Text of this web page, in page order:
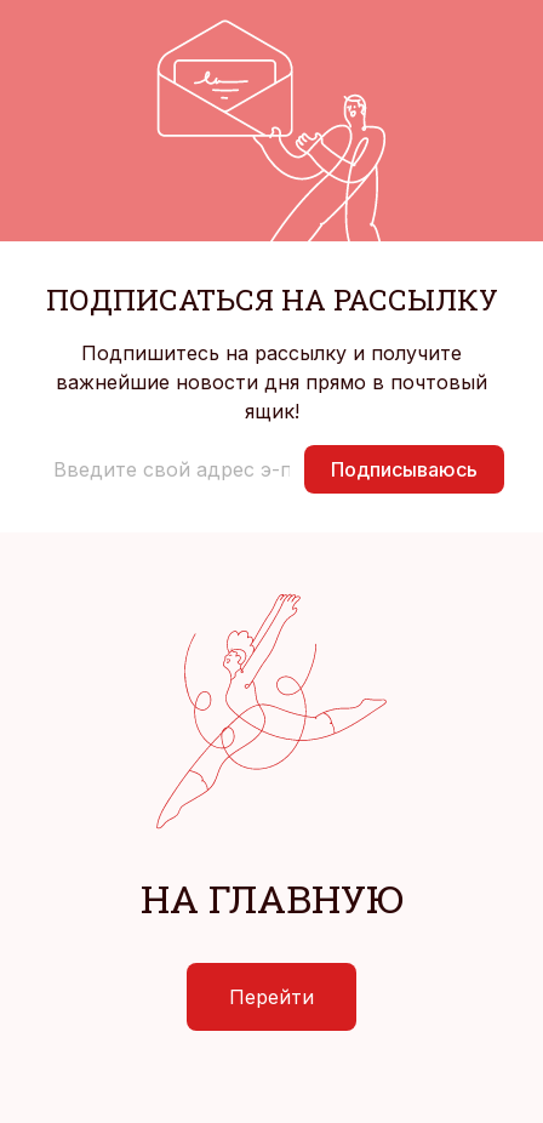
ПОДПИСАТЬСЯ НА РАССЫЛКУ
Подпишитесь на рассылку и получите
важнейшие новости дня прямо в почтовый
ящик!
Подписываюсь
НА ГЛАВНУЮ
Перейти